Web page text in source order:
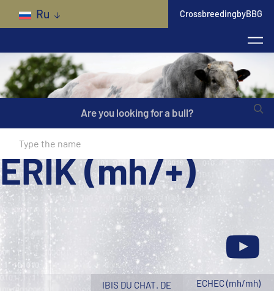
Skip to main content
Ru CrossbreedingbyBBG
Are you looking for a bull?
ERIK (mh/+)
IBIS DU CHAT. DE
ECHEC (mh/mh)